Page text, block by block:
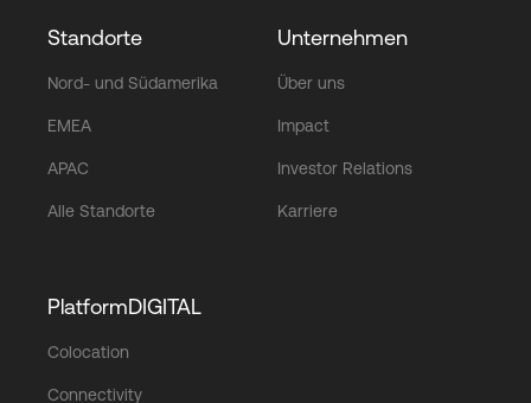
Standorte
Nord- und Südamerika
EMEA
APAC
Alle Standorte
Unternehmen
Über uns
Impact
Investor Relations
Karriere
PlatformDIGITAL
Colocation
Connectivity